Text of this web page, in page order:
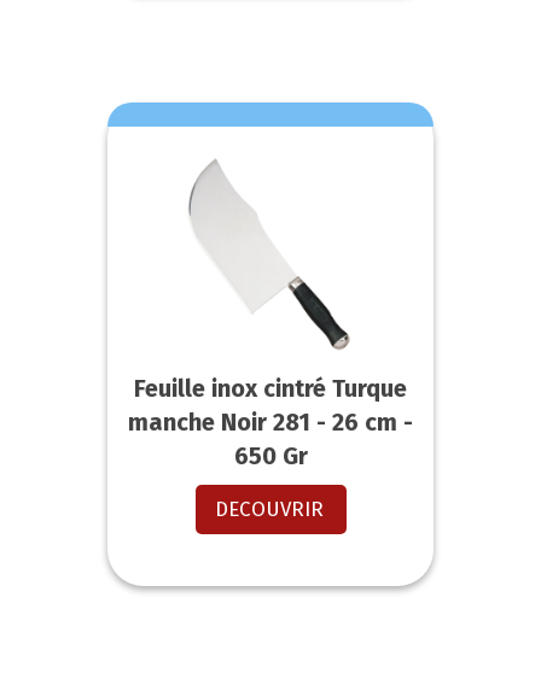
Feuille inox cintré Turque
manche Noir 281 - 26 cm -
650 Gr
DECOUVRIR